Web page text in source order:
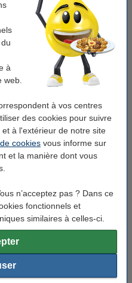
à
web.
à vos centres
des cookies pour suivre
à l'extérieur de notre site
cookies vous informe sur
et la manière dont vous
n’acceptez pas ? Dans ce
fonctionnels et
similaires à celles-ci.
d'impression)
Brother TN-2510